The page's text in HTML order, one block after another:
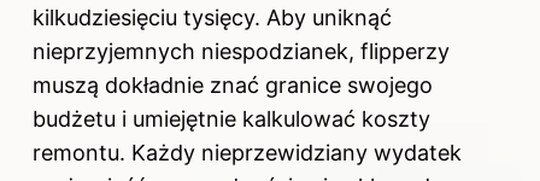
kilkudziesięciu tysięcy. Aby uniknąć
nieprzyjemnych niespodzianek, flipperzy
muszą dokładnie znać granice swojego
budżetu i umiejętnie kalkulować koszty
remontu. Każdy nieprzewidziany wydatek